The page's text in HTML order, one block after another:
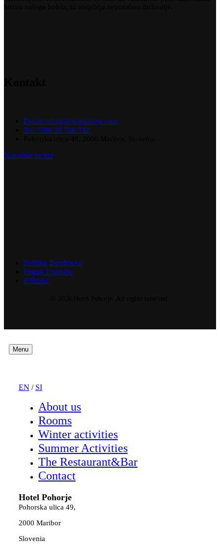
Email: info@hotelpohorje.com
Tel: +386 31 736 732
Navodila za pot
Politika Zasebnosti
Pogoji Uporabe
Piškotki
Menu
EN / SI
About us
Rooms
Winter activities
Summer Activities
The Restaurant&Bar
Contact
Hotel Pohorje
Pohorska ulica 49,
2000 Maribor
Slovenia